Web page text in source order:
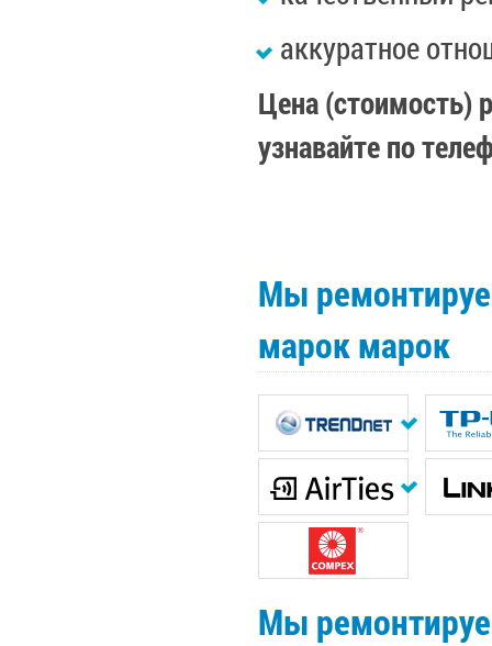
аккуратное
Цена (стоимость)
узнавайте по
Мы
марок марок
Мы